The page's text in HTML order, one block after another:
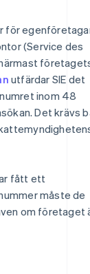
för
(Service des
utfärdar SIE det
inom 48
Det krävs
fått ett
måste de
om företaget